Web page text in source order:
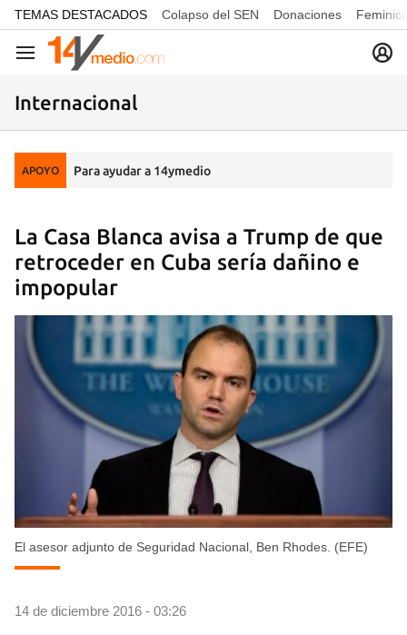
common.go-to-content
TEMAS DESTACADOS Colapso del SEN Donaciones
Navegación
Internacional
APOYO Para ayudar a 14ymedio
La Casa Blanca avisa a Trump de que
retroceder en Cuba sería dañino e
impopular
El asesor adjunto de Seguridad Nacional, Ben Rhodes. (EFE)
14 de diciembre 2016 - 03:26